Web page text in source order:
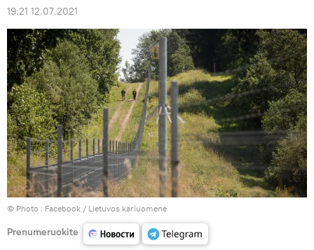
19:21 12.07.2021
© Photo : Facebook / Lietuvos kariuomenė
Prenumeruokite